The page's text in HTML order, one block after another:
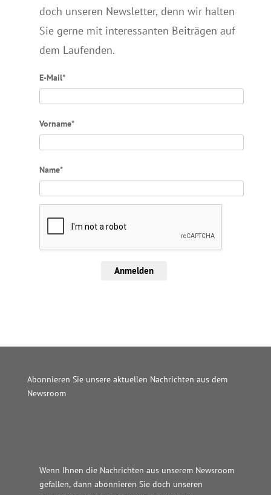
doch unseren Newsletter, denn wir halten
Sie gerne mit interessanten Beiträgen auf
dem Laufenden.
E-Mail*
Vorname*
Name*
Anmelden
Abonnieren Sie unsere aktuellen Nachrichten aus dem
Newsroom
Wenn Ihnen die Nachrichten aus unserem Newsroom
gefallen, dann abonnieren Sie doch unseren